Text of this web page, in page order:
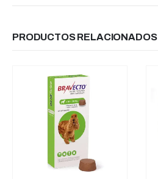
PRODUCTOS RELACIONADOS